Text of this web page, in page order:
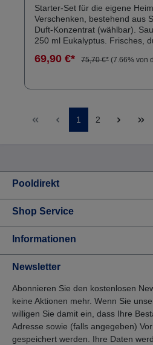
Starter-Set für die eigene
Verschenken, bestehend aus
Duft-Konzentrat (wählbar).
250 ml Eukalyptus. Frisches,
zweifelsohne zu den Ölen, die
wird wegen ihrer entzündungs-
infektionshemmenden
gesunder Haut.Außerhalb der
Kindern aufbewahren.
69,90 €* 75,70 €* (7.66% von
1 2
Pooldirekt
Shop Service
Informationen
Newsletter
Abonnieren Sie den kostenlosen
keine Aktionen mehr. Wenn Sie
willigen Sie damit ein, dass Ihre
Adresse sowie (falls angegeben)
gespeichert werden. Ihre Daten